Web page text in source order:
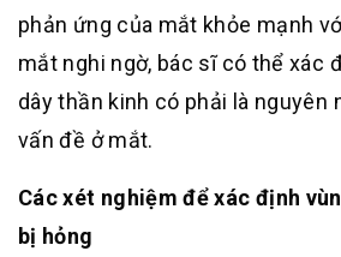
phản ứng của mắt khỏe mạnh
mắt nghi ngờ, bác sĩ có thể xác
dây thần kinh có phải là nguyên
vấn đề ở mắt.
Các xét nghiệm để xác định
bị hỏng